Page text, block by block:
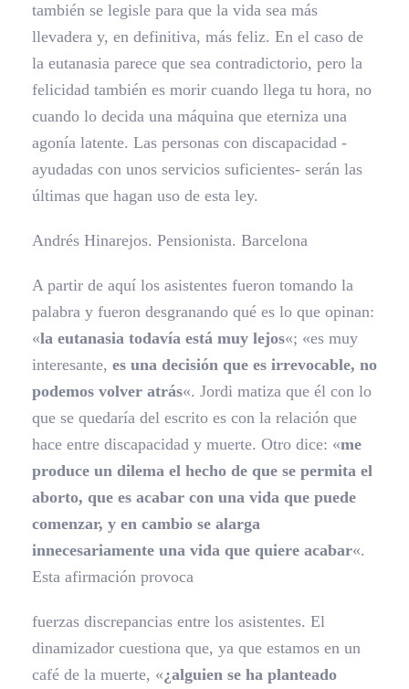
también se legisle para que la vida sea más
llevadera y, en definitiva, más feliz. En el caso de
la eutanasia parece que sea contradictorio, pero la
felicidad también es morir cuando llega tu hora, no
cuando lo decida una máquina que eterniza una
agonía latente. Las personas con discapacidad -
ayudadas con unos servicios suficientes- serán las
últimas que hagan uso de esta ley.
Andrés Hinarejos. Pensionista. Barcelona
A partir de aquí los asistentes fueron tomando la
palabra y fueron desgranando qué es lo que opinan:
«la eutanasia todavía está muy lejos«; «es muy
interesante, es una decisión que es irrevocable, no
podemos volver atrás«. Jordi matiza que él con lo
que se quedaría del escrito es con la relación que
hace entre discapacidad y muerte. Otro dice: «me
produce un dilema el hecho de que se permita el
aborto, que es acabar con una vida que puede
comenzar, y en cambio se alarga
innecesariamente una vida que quiere acabar«.
Esta afirmación provoca
fuerzas discrepancias entre los asistentes. El
dinamizador cuestiona que, ya que estamos en un
café de la muerte, «¿alguien se ha planteado